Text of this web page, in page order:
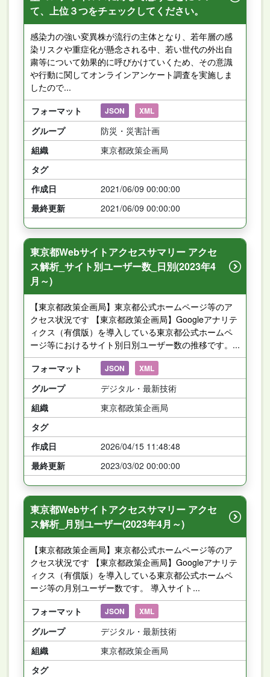
て、上位３つをチェックしてください。
感染力の強い変異株が流行の主体となり、若年層の感
染リスクや重症化が懸念される中、若い世代の外出自
粛等について効果的に呼びかけていくため、その意識
や行動に関してオンラインアンケート調査を実施しま
したので...
フォーマット
JSON XML
グループ
防災・災害計画
組織
東京都政策企画局
タグ
作成日
2021/06/09 00:00:00
最終更新
2021/06/09 00:00:00
東京都Webサイトアクセスサマリー アクセ
ス解析_サイト別ユーザー数_日別(2023年4
月～)
【東京都政策企画局】東京都公式ホームページ等のア
クセス状況です 【東京都政策企画局】Googleアナリテ
ィクス（有償版）を導入している東京都公式ホームペ
ージ等におけるサイト別日別ユーザー数の推移です。...
フォーマット
JSON XML
グループ
デジタル・最新技術
組織
東京都政策企画局
タグ
作成日
2026/04/15 11:48:48
最終更新
2023/03/02 00:00:00
東京都Webサイトアクセスサマリー アクセ
ス解析_月別ユーザー(2023年4月～)
【東京都政策企画局】東京都公式ホームページ等のア
クセス状況です 【東京都政策企画局】Googleアナリテ
ィクス（有償版）を導入している東京都公式ホームペ
ージ等の月別ユーザー数です。 導入サイト...
フォーマット
JSON XML
グループ
デジタル・最新技術
組織
東京都政策企画局
タグ